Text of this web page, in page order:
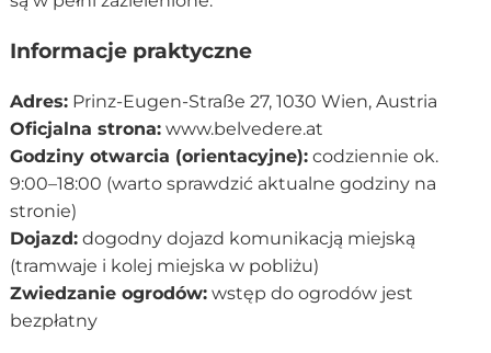
Informacje praktyczne
Adres:Prinz-Eugen-Straße 27, 1030 Wien, Austria
Oficjalna strona: www.belvedere.at
Godziny otwarcia (orientacyjne):codziennie ok.
9:00–18:00 (warto sprawdzić aktualne godziny na
stronie)
Dojazd:dogodny dojazd komunikacją miejską
(tramwaje i kolej miejska w pobliżu)
Zwiedzanie ogrodów:wstęp do ogrodów jest
bezpłatny